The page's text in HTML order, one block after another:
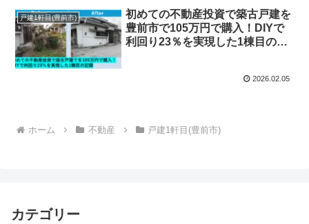
戸建1軒目(豊前市)
初めての不動産投資で築古戸建を
豊前市で105万円で購入！DIYで
利回り23％を実現した1棟目の記
2026.02.05
ホーム 不動産 戸建1軒目(豊前市)
カテゴリー